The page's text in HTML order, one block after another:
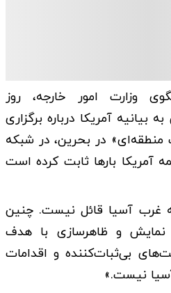
وزارت امور خارجه، روز
به بیانیه آمریکا درباره برگزاری
منطقه‌ای» در بحرین، در شبکه
بارها ثابت کرده است
غرب آسیا قائل نیست. چنین
نمایش و ظاهرسازی با هدف
بی‌ثبات‌کننده و اقدامات
نیست.»